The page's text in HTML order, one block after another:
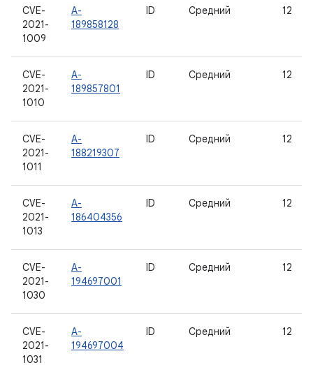
CVE-
2021-
1009
A-
189858128
ID Средний 12
CVE-
2021-
1010
A-
189857801
ID Средний 12
CVE-
2021-
1011
A-
188219307
ID Средний 12
CVE-
2021-
1013
A-
186404356
ID Средний 12
CVE-
2021-
1030
A-
194697001
ID Средний 12
CVE-
2021-
1031
A-
194697004
ID Средний 12